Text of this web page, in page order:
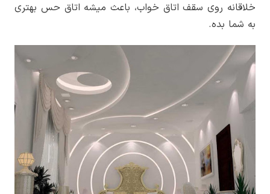
خلاقانه روی سقف اتاق خواب، باعث میشه اتاق حس بهتری
به شما بده.